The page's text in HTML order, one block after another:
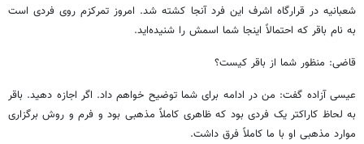
شعبانیه در قرارگاه اشرف این فرد آنجا کشته شد. امروز تمرکزم روی فردی است
به نام باقر که احتمالاً اینجا شما اسمش را شنیده‌اید.
قاضی: منظور شما از باقر کیست؟
عیسی آزاده گفت: من در ادامه برای شما توضیح خواهم داد. اگر اجازه دهید. باقر
به لحاظ کاراکتر یک فردی بود که ظاهری کاملاً مذهبی بود و فرم و روش برگزاری
موارد مذهبی او با ما کاملاً فرق داشت.